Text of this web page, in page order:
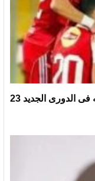
بسبب برشلونة..الأهلى يخوض أولى مبارياته فى الدورى الجديد 23